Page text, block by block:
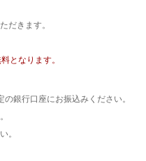
だきます。
となります。
銀行口座にお振込みください。
。